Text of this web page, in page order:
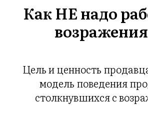
Как НЕ надо
Цель и ценность
модель поведения
столкнувшихся с